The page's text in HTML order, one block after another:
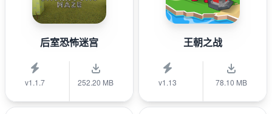
后室恐怖迷宫
v1.1.7 252.20 MB
王朝之战
v1.13 78.10 MB